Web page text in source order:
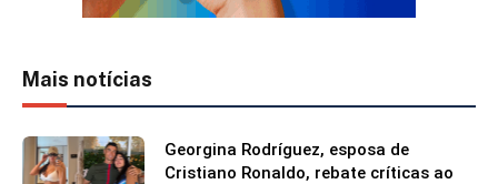
Mais notícias
Georgina Rodríguez, esposa de
Cristiano Ronaldo, rebate críticas ao